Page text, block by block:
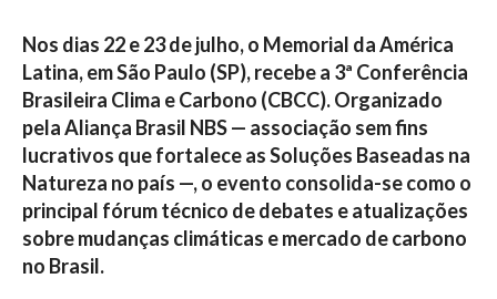
Nos dias 22 e 23 de julho, o Memorial da América
Latina, em São Paulo (SP), recebe a 3ª Conferência
Brasileira Clima e Carbono (CBCC).Organizado
pela Aliança Brasil NBS — associação sem fins
lucrativos que fortalece as Soluções Baseadas na
Natureza no país —, o evento consolida-se como o
principal fórum técnico de debates e atualizações
sobre mudanças climáticas e mercado de carbono
no Brasil.